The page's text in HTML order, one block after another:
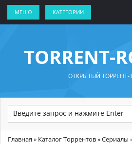
МЕНЮ КАТЕГОРИИ
TORRENT-
ОТКРЫТЫЙ ТОРРЕНТ-
Главная » Каталог Торрентов»Сериалы